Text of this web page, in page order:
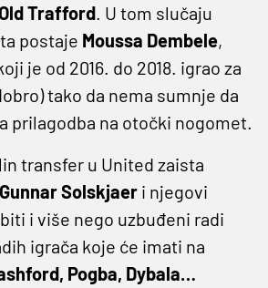
Old Trafford. U tom slučaju
postaje Moussa Dembele,
je od 2016. do 2018. igrao za
tako da nema sumnje da
prilagodba na otočki nogomet.
transfer u United zaista
Solskjaer i njegovi
i više nego uzbuđeni radi
igrača koje će imati na
Pogba, Dybala…